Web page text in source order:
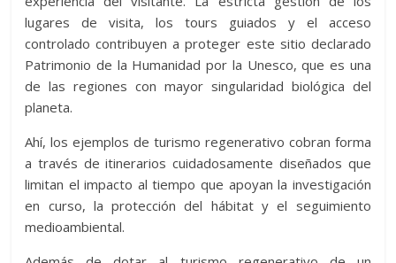
lugares de visita, los tours guiados y el acceso
controlado contribuyen a proteger este sitio declarado
Patrimonio de la Humanidad por la Unesco, que es una
de las regiones con mayor singularidad biológica del
planeta.
Ahí, los ejemplos de turismo regenerativo cobran forma
a través de itinerarios cuidadosamente diseñados que
limitan el impacto al tiempo que apoyan la investigación
en curso, la protección del hábitat y el seguimiento
medioambiental.